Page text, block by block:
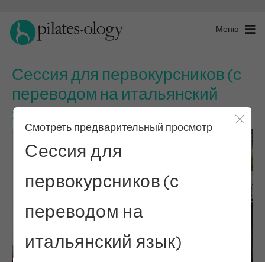
Меню
Сессия для первокурсников (с
переводом на итальянский
язык)
Смотреть предварительный просмотр
Сессия для
первокурсников (с
переводом на
итальянский язык)